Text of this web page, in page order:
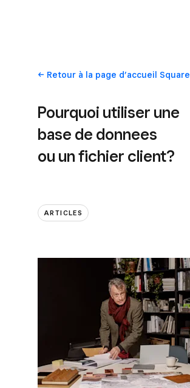
Retourà la page d’accueil Square
Pourquoi utiliser une
base de donnees
ou un fichier client?
ARTICLES